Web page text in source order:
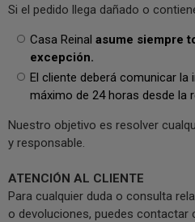
Si el pedido llega dañado o
Casa Reinal asume siempre
excepción.
El cliente deberá comunicar la
máximo de 24 horas desde la
Nuestro objetivo es resolver
y responsable.
ATENCIÓN AL CLIENTE
Para cualquier duda o consulta
o devoluciones, puedes contactar